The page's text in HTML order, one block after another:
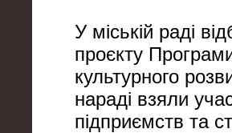
У міській раді
проєкту
культурного
нараді взяли
підприємств та